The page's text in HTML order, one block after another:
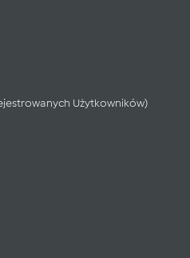
Użytkowników)